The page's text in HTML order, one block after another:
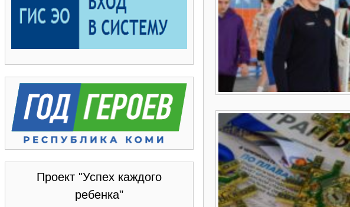
Проект "Успех каждого
ребенка"